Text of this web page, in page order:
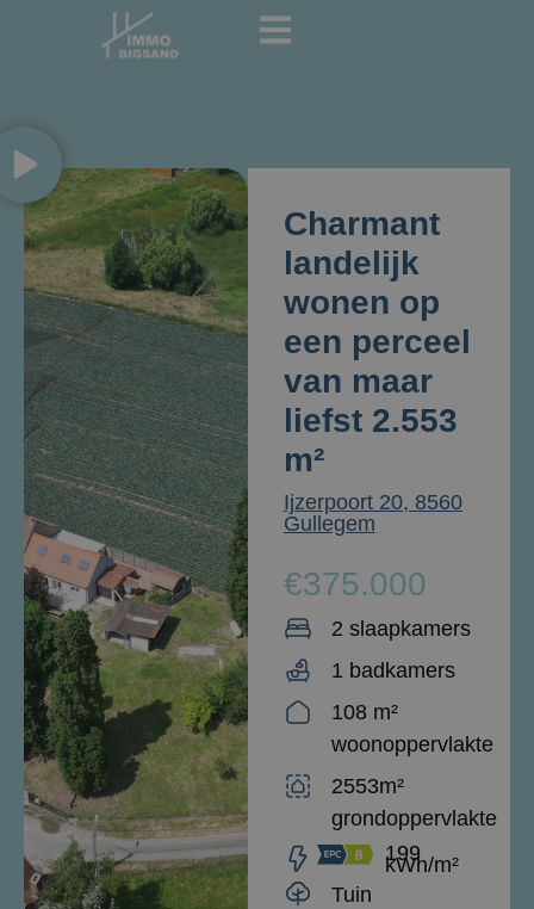
Charmant
landelijk
wonen op
een perceel
van maar
liefst 2.553
m²
Ijzerpoort 20, 8560
Gullegem
€375.000
2 slaapkamers
1 badkamers
108 m²
woonoppervlakte
2553m²
grondoppervlakte
199
kWh/m²
Tuin